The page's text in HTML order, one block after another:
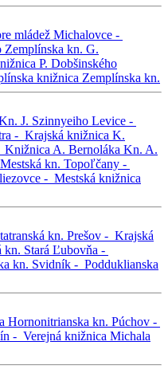
mládež Michalovce -
Zemplínska kn. G.
P. Dobšinského
knižnica Zemplínska kn.
J. Szinnyeiho Levice -
- Krajská knižnica K.
Knižnica A. Bernoláka Kn. A.
Mestská kn. Topoľčany -
- Mestská knižnica
kn. Prešov - Krajská
kn. Stará Ľubovňa -
kn. Svidník - Podduklianska
Hornonitrianska kn. Púchov -
- Verejná knižnica Michala